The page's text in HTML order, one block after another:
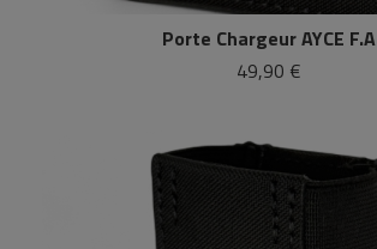
Porte Chargeur AYCE F.A
49,90 €